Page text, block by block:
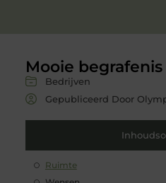
Mooie
Bedrijven
Gepubliceerd Door
Ruimte